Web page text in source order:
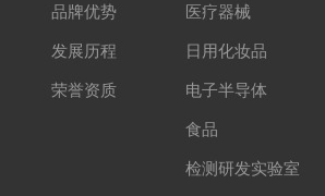
品牌优势
发展历程
荣誉资质
医疗器械
日用化妆品
电子半导体
食品
检测研发实验室